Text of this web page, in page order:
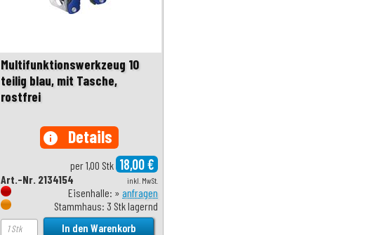
Multifunktionswerkzeug 10
teilig blau, mit Tasche,
rostfrei
info Details
per 1,00 Stk 18,00 €
inkl. MwSt.
Art.-Nr. 2134154
Eisenhalle: » anfragen
Stammhaus: 3 Stk lagernd